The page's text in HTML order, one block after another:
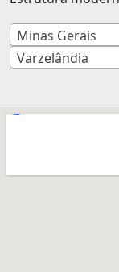
Minas Gerais
Varzelândia